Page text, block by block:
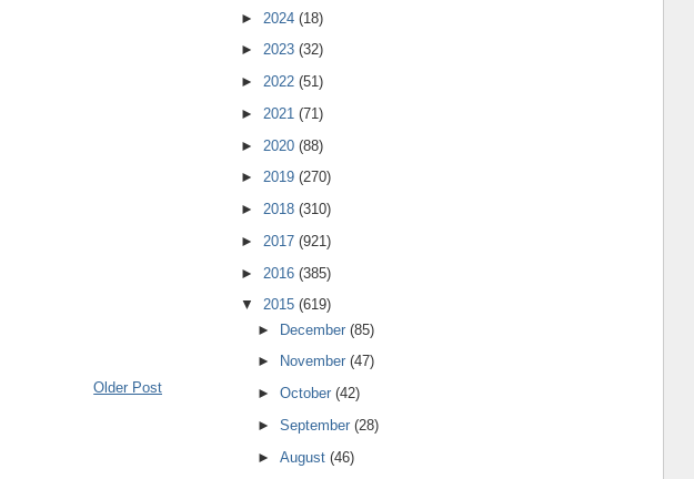
Older Post
► 2024 (18)
► 2023 (32)
► 2022 (51)
► 2021 (71)
► 2020 (88)
► 2019 (270)
► 2018 (310)
► 2017 (921)
► 2016 (385)
▼ 2015 (619)
► December(85)
►
November(47)
►October(42)
►September(28)
►August(46)